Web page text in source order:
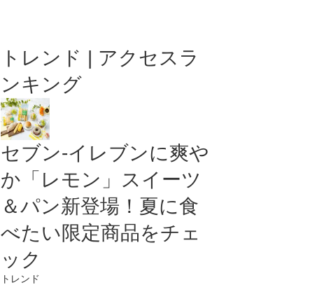
トレンド | アクセスラ
ンキング
セブン‐イレブンに爽や
か「レモン」スイーツ
＆パン新登場！夏に食
べたい限定商品をチェ
ック
トレンド